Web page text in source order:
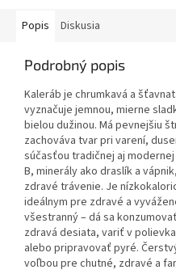
Popis Diskusia
Podrobný popis
Kaleráb je chrumkavá a
vyznačuje jemnou, mierne
bielou dužinou. Má pevnejšiu
zachováva tvar pri varení,
súčasťou tradičnej aj modernej
B, minerály ako draslík a
zdravé trávenie. Je
ideálnym pre zdravé a
všestranný – dá sa
zdravá desiata, variť v
alebo pripravovať pyré.
voľbou pre chutné, zdravé a